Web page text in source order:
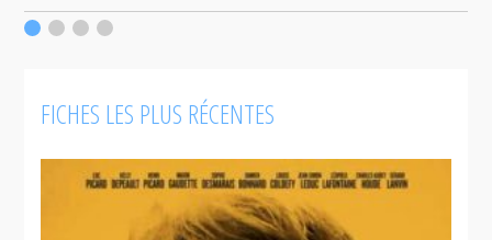
FICHES LES PLUS RÉCENTES